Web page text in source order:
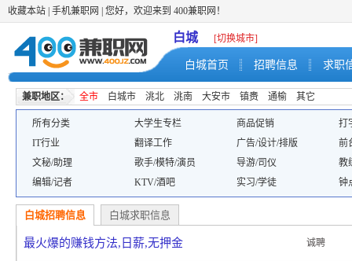
收藏本站 手机兼职网 | 您好，欢迎来到 400兼职网！
白城 [切换城市]
白城首页 招聘信息 求职
兼职地区： 全市 白城市 洮北 洮南 大安市 镇赉 通榆 其它
所有分类 大学生专栏 商品促销
打
IT行业
翻译工作 广告/设计/排版
前
文秘/助理
歌手/模特/演员 导游/司仪
教
编辑/记者
KTV/酒吧 实习/学徒 钟
白城招聘信息 白城求职信息
最火爆的赚钱方法,日薪,无押金 诚聘